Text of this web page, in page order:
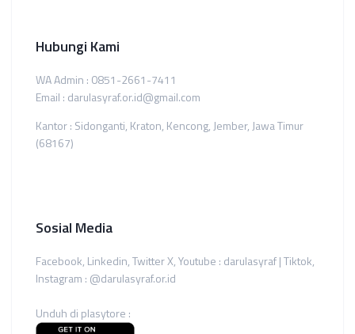
Hubungi Kami
WA Admin : 0851-2661-7411
Email : darulasyraf.or.id@gmail.com
Kantor : Sidonganti, Kraton, Kencong, Jember, Jawa Timur
(68167)
Sosial Media
Facebook, Linkedin, Twitter X, Youtube : darulasyraf | Tiktok,
Instagram : @darulasyraf.or.id
Unduh di plasytore :